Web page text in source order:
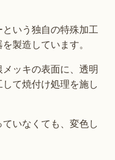
いう独自の特殊加工
製造しています。
ッキの表面に、透明
て焼付け処理を施し
いなくても、変色し